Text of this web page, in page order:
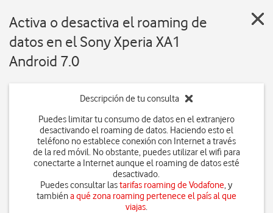
Activa o desactiva el roaming de
datos en el Sony Xperia XA1
Android 7.0
Descripción de tu consulta
Puedes limitar tu consumo de datos en el extranjero
desactivando el roaming de datos. Haciendo esto el
teléfono no establece conexión con Internet a través
de la red móvil. No obstante, puedes utilizar el wifi para
conectarte a Internet aunque el roaming de datos esté
desactivado.
Puedes consultar lastarifas roaming de Vodafone, y
tambiéna qué zona roaming pertenece el país al que
viajas.